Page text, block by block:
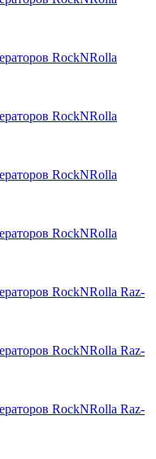
RockNRolla
RockNRolla
RockNRolla
RockNRolla
RockNRolla Raz-
RockNRolla Raz-
RockNRolla Raz-